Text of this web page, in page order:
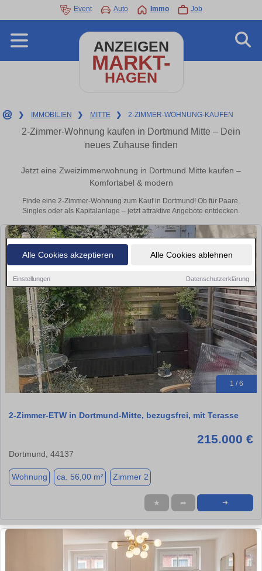
Alle Cookies akzeptieren Alle Cookies ablehnen
Einstellungen Datenschutzerklärung
Event Auto Immo Job
ANZEIGEN
MARKT-
HAGEN
❯ IMMOBILIEN ❯ MITTE ❯ 2-ZIMMER-WOHNUNG-KAUFEN
2-Zimmer-Wohnung kaufen in Dortmund Mitte – Dein
neues Zuhause finden
Jetzt eine Zweizimmerwohnung in Dortmund Mitte kaufen –
Komfortabel & modern
Finde eine 2-Zimmer-Wohnung zum Kauf in Dortmund! Ob für Paare,
Singles oder als Kapitalanlage – jetzt attraktive Angebote entdecken.
1 / 6
2-Zimmer-ETW in Dortmund-Mitte, bezugsfrei, mit Terasse
215.000 €
Dortmund, 44137
Wohnung ca. 56,00 m² Zimmer 2
★ ➦ ➜